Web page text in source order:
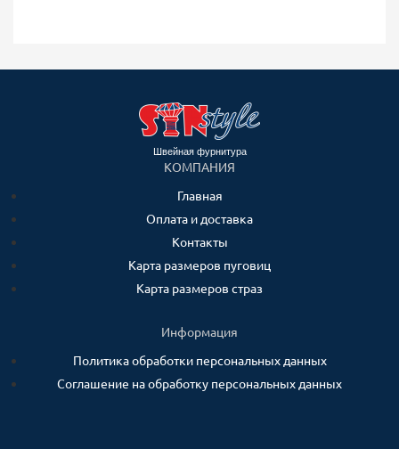
Швейная фурнитура
КОМПАНИЯ
Главная
Оплата и доставка
Контакты
Карта размеров пуговиц
Карта размеров страз
Информация
Политика обработки персональных данных
Соглашение на обработку персональных данных